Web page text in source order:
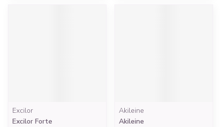
Excilor
Excilor Forte
Akileine
Akileine